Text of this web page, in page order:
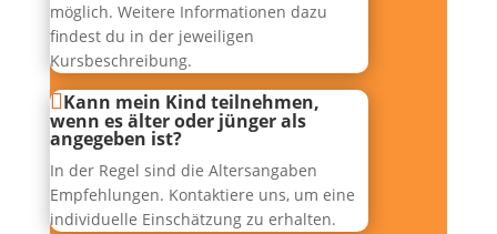
möglich. Weitere Informationen dazu
findest du in der jeweiligen
Kursbeschreibung.
Kann mein Kind teilnehmen,
wenn es älter oder jünger als
angegeben ist?
In der Regel sind die Altersangaben
Empfehlungen. Kontaktiere uns, um eine
individuelle Einschätzung zu erhalten.